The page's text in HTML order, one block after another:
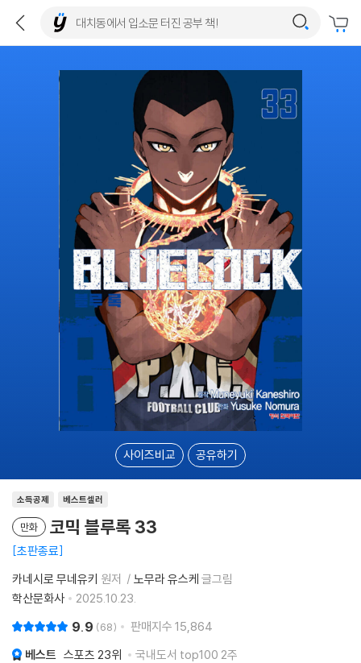
사이즈비교 공유하기
소득공제 베스트셀러
만화 코믹 블루록 33
초판종료
카네시로 무네유키 원저 노무라 유스케 글그림
학산문화사
2025.10.23.
9.9 68 판매지수 15,864
베스트 스포츠 23위 국내도서 top100 2주